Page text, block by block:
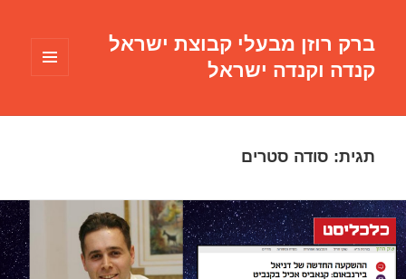
ברק רוזן מבעלי קבוצת ישראל
קנדה וקנדה ישראל
תגית: סודה סטרים